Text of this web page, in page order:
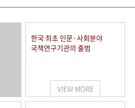
는 연구 역사
연구자들
물 행정박물 영상 기록물
한국 최초 인문·사회분야
국책연구기관의 출범
VIEW MORE